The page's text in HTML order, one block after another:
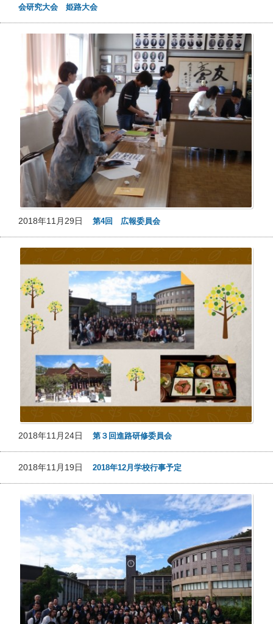
会研究大会 姫路大会
2018年11月29日 第4回 広報委員会
2018年11月24日 第３回進路研修委員会
2018年11月19日 2018年12月学校行事予定